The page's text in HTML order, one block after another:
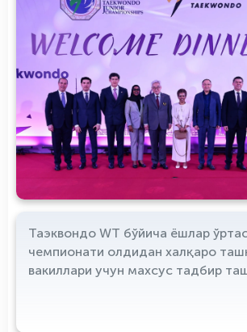
Таэквондо WТ бўйича ёшлар
чемпионати олдидан халқаро
вакиллари учун махсус тадбир